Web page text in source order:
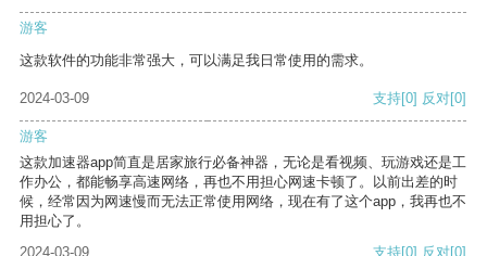
游客
这款软件的功能非常强大，可以满足我日常使用的需求。
2024-03-09 支持[0] 反对[0]
游客
这款加速器app简直是居家旅行必备神器，无论是看视频、玩游戏还是工
作办公，都能畅享高速网络，再也不用担心网速卡顿了。以前出差的时
候，经常因为网速慢而无法正常使用网络，现在有了这个app，我再也不
用担心了。
2024-03-09
支持[0] 反对[0]